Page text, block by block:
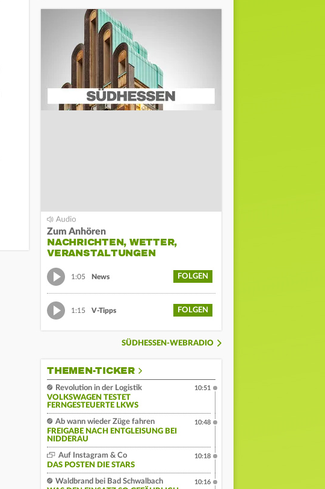
Zum Anhören
NACHRICHTEN, WETTER,
VERANSTALTUNGEN
1:05 News FOLGEN
1:15 V-Tipps FOLGEN
SÜDHESSEN-WEBRADIO
THEMEN-TICKER
Revolution in der Logistik
VOLKSWAGEN TESTET
FERNGESTEUERTE LKWS
10:51
Ab wann wieder Züge fahren
FREIGABE NACH ENTGLEISUNG BEI
NIDDERAU
10:48
Auf Instagram & Co
DAS POSTEN DIE STARS
10:18
Waldbrand bei Bad Schwalbach
10:16